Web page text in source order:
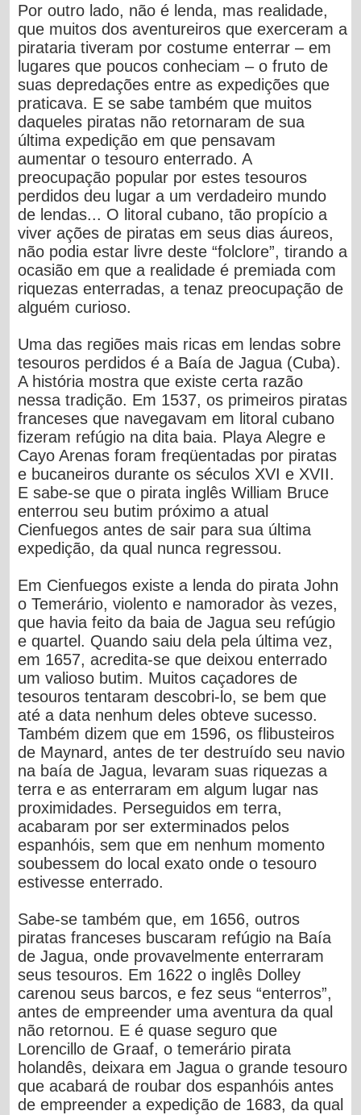
Por outro lado, não é lenda, mas realidade,
que muitos dos aventureiros que exerceram a
pirataria tiveram por costume enterrar – em
lugares que poucos conheciam – o fruto de
suas depredações entre as expedições que
praticava. E se sabe também que muitos
daqueles piratas não retornaram de sua
última expedição em que pensavam
aumentar o tesouro enterrado. A
preocupação popular por estes tesouros
perdidos deu lugar a um verdadeiro mundo
de lendas... O litoral cubano, tão propício a
viver ações de piratas em seus dias áureos,
não podia estar livre deste “folclore”, tirando a
ocasião em que a realidade é premiada com
riquezas enterradas, a tenaz preocupação de
alguém curioso.
Uma das regiões mais ricas em lendas sobre
tesouros perdidos é a Baía de Jagua (Cuba).
A história mostra que existe certa razão
nessa tradição. Em 1537, os primeiros piratas
franceses que navegavam em litoral cubano
fizeram refúgio na dita baia. Playa Alegre e
Cayo Arenas foram freqüentadas por piratas
e bucaneiros durante os séculos XVI e XVII.
E sabe-se que o pirata inglês William Bruce
enterrou seu butim próximo a atual
Cienfuegos antes de sair para sua última
expedição, da qual nunca regressou.
Em Cienfuegos existe a lenda do pirata John
o Temerário, violento e namorador às vezes,
que havia feito da baia de Jagua seu refúgio
e quartel. Quando saiu dela pela última vez,
em 1657, acredita-se que deixou enterrado
um valioso butim. Muitos caçadores de
tesouros tentaram descobri-lo, se bem que
até a data nenhum deles obteve sucesso.
Também dizem que em 1596, os flibusteiros
de Maynard, antes de ter destruído seu navio
na baía de Jagua, levaram suas riquezas a
terra e as enterraram em algum lugar nas
proximidades. Perseguidos em terra,
acabaram por ser exterminados pelos
espanhóis, sem que em nenhum momento
soubessem do local exato onde o tesouro
estivesse enterrado.
Sabe-se também que, em 1656, outros
piratas franceses buscaram refúgio na Baía
de Jagua, onde provavelmente enterraram
seus tesouros. Em 1622 o inglês Dolley
carenou seus barcos, e fez seus “enterros”,
antes de empreender uma aventura da qual
não retornou. E é quase seguro que
Lorencillo de Graaf, o temerário pirata
holandês, deixara em Jagua o grande tesouro
que acabará de roubar dos espanhóis antes
de empreender a expedição de 1683, da qual